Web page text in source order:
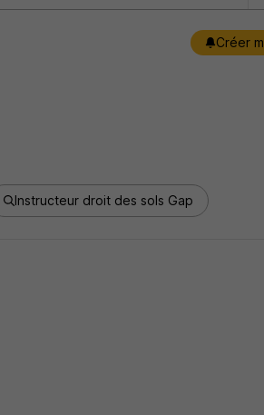
Créer
Instructeur droit des sols Gap